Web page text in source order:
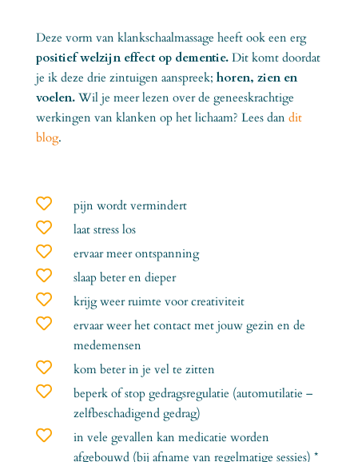
Deze vorm van klankschaalmassage heeft ook een erg
positief welzijn effect op dementie.Dit komt doordat
je ik deze drie zintuigen aanspreek; horen, zien en
voelen.Wil je meer lezen over de geneeskrachtige
werkingen van klanken op het lichaam? Lees dan dit
blog.
 pijn wordt vermindert
 laat stress los
 ervaar meer ontspanning
 slaap beter en dieper
 krijg weer ruimte voor creativiteit

ervaar weer het contact met jouw gezin en de
medemensen
 kom beter in je vel te zitten

beperk of stop gedragsregulatie (automutilatie –
zelfbeschadigend gedrag)

in vele gevallen kan medicatie worden
afgebouwd (bij afname van regelmatige sessies) *